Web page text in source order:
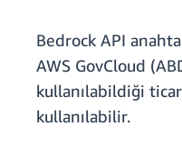
Bedrock API
AWS GovCloud
kullanılabildiği
kullanılabilir.